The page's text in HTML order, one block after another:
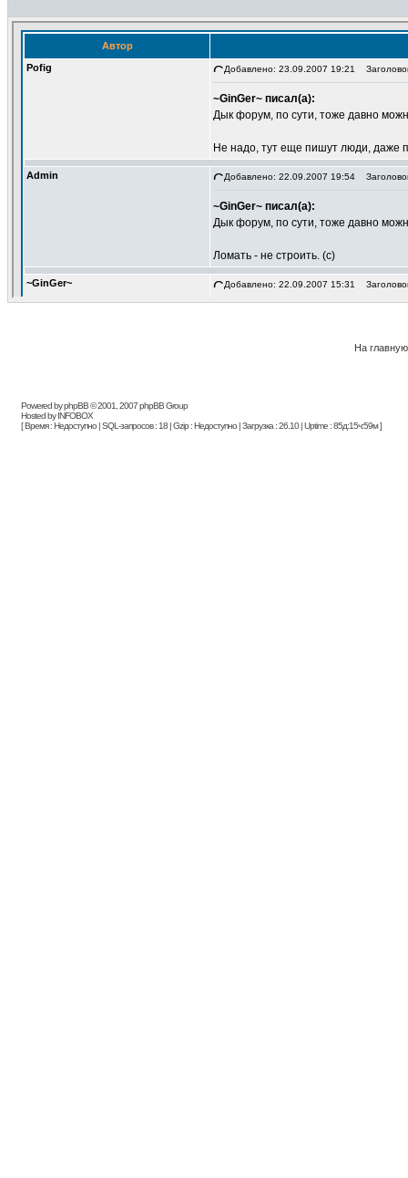
На главную
Powered by phpBB © 2001, 2007 phpBB Group
Hosted by INFOBOX
[ Время : Недоступно | SQL-запросов : 18 | Gzip : Недоступно | Загрузка : 26.10 | Uptime : 85д:15ч:59м ]